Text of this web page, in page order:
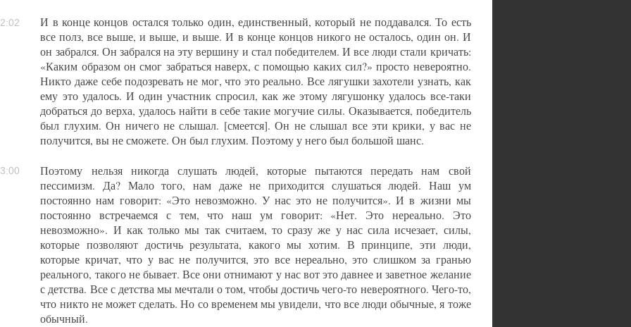
И в конце концов остался только один, единственный, который не поддавался. То есть
все полз, все выше, и выше, и выше. И в конце концов никого не осталось, один он. И
он забрался. Он забрался на эту вершину и стал победителем. И все люди стали кричать:
«Каким образом он смог забраться наверх, с помощью каких сил?» просто невероятно.
Никто даже себе подозревать не мог, что это реально. Все лягушки захотели узнать, как
ему это удалось. И один участник спросил, как же этому лягушонку удалось все-таки
добраться до верха, удалось найти в себе такие могучие силы. Оказывается, победитель
был глухим. Он ничего не слышал. [смеется]. Он не слышал все эти крики, у вас не
получится, вы не сможете. Он был глухим. Поэтому у него был большой шанс.
Поэтому нельзя никогда слушать людей, которые пытаются передать нам свой
пессимизм. Да? Мало того, нам даже не приходится слушаться людей. Наш ум
постоянно нам говорит: «Это невозможно. У нас это не получится». И в жизни мы
постоянно встречаемся с тем, что наш ум говорит: «Нет. Это нереально. Это
невозможно». И как только мы так считаем, то сразу же у нас сила исчезает, силы,
которые позволяют достичь результата, какого мы хотим. В принципе, эти люди,
которые кричат, что у вас не получится, это все нереально, это слишком за гранью
реального, такого не бывает. Все они отнимают у нас вот это давнее и заветное желание
с детства. Все с детства мы мечтали о том, чтобы достичь чего-то невероятного. Чего-то,
что никто не может сделать. Но со временем мы увидели, что все люди обычные, я тоже
обычный.